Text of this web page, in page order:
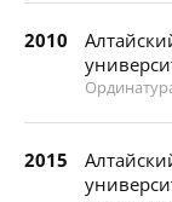
2010
2015